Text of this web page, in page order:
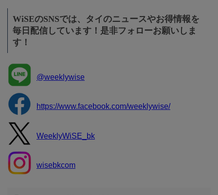
WiSEのSNSでは、タイのニュースやお得情報を
毎日配信しています！是非フォローお願いしま
す！
@weeklywise
https://www.facebook.com/weeklywise/
WeeklyWiSE_bk
wisebkcom